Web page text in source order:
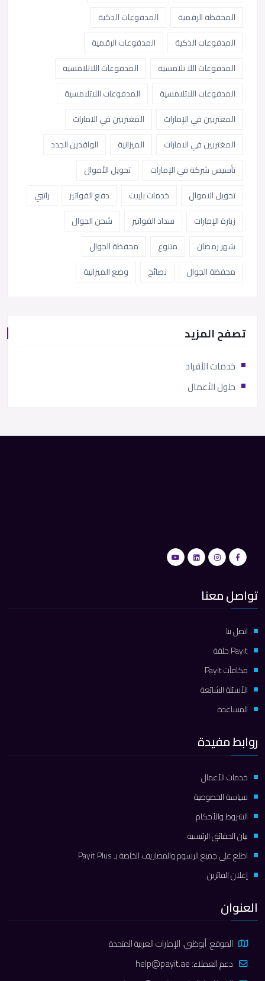
المحفظة الرقمية
المدفوعات الذكية
المدفوعات الذكية
المدفوعات الرقمية
المدفوعات اللا تلامسية
المدفوعات اللاتلامسية
المدفوعات اللاتلامسية
المدفوعات اللاتلامسية
المغتربين في الإمارات
المغتربين في الامارات
المغتربين في الامارات
الميزانية
الوافدين الجدد
تأسيس شركة في الإمارات
تحويل الأموال
تحويل الاموال
خدمات باييت دفع الفواتير
راتبي
زيارة الإمارات
سداد الفواتير
شحن الجوال
شهر رمضان
متنوع
محفظة الجوال
محفظة الجوال
نصائح وضع الميزانية
تصفح المزيد
خدمات الأفراد
حلول الأعمال
تواصل معنا
اتصل بنا
Payit حلقة
مكافآت Payit
الأسئلة الشائعة
المساعدة
روابط مفيدة
خدمات الأعمال
سياسة الخصوصية
الشروط والأحكام
بيان الحقائق الرئيسية
اطلع على جميع الرسوم والمصاريف الخاصة بـ Payit Plus
إعلان الفائزين
العنوان
الموقع: أبوظبي، الإمارات العربية المتحدة
دعم العملاء:help@payit.ae